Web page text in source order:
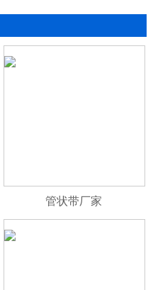
管状带厂家